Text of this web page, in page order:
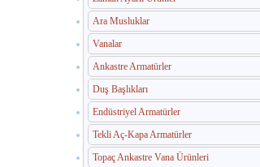
Ara Musluklar
Vanalar
Ankastre Armatürler
Duş Başlıkları
Endüstriyel Armatürler
Tekli Aç-Kapa Armatürler
Topaç Ankastre Vana Ürünleri